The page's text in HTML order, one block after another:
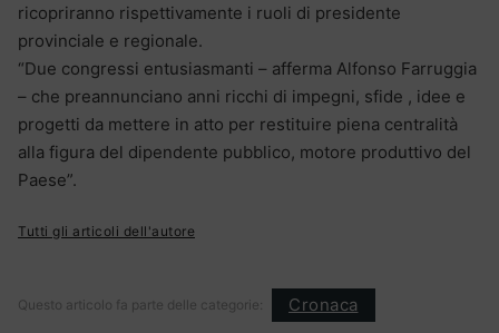
ricopriranno rispettivamente i ruoli di presidente
provinciale e regionale.
“Due congressi entusiasmanti – afferma Alfonso Farruggia
– che preannunciano anni ricchi di impegni, sfide , idee e
progetti da mettere in atto per restituire piena centralità
alla figura del dipendente pubblico, motore produttivo del
Paese”.
Tutti gli articoli dell'autore
Questo articolo fa parte delle categorie: Cronaca